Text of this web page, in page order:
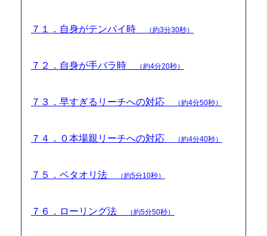
７１．自身がテンパイ時 （約3分30秒）
７２．自身が手バラ時 （約4分20秒）
７３．早すぎるリーチへの対応 （約4分50秒）
７４．０本場親リーチへの対応 （約4分40秒）
７５．ベタオリ法 （約5分10秒）
７６．ローリング法 （約5分50秒）